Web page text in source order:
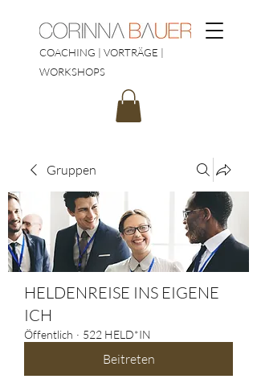
COACHING | VORTRÄGE |
WORKSHOPS
Gruppen
HELDENREISE INS EIGENE
ICH
Öffentlich · 522 HELD*IN
Beitreten